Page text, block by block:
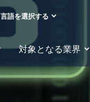
対象となる業界
言語を選択する